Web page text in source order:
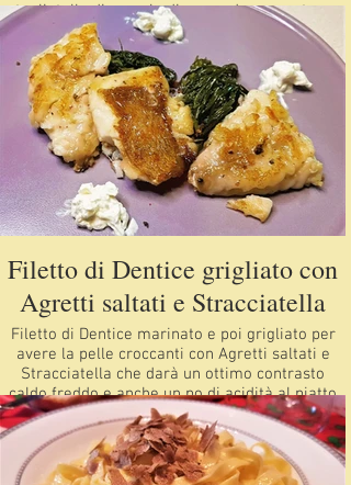
tagliatelle di semola di grano duro senatore
cappelli alla curcuma con calamari marinati e
scottati, carciofi di Albenga ripassati e in
purezza e cacio e pepe per mantecare
Filetto di Dentice grigliato con
Agretti saltati e Stracciatella
Filetto di Dentice marinato e poi grigliato per
avere la pelle croccanti con Agretti saltati e
Stracciatella che darà un ottimo contrasto
caldo freddo e anche un po di acidità al piatto